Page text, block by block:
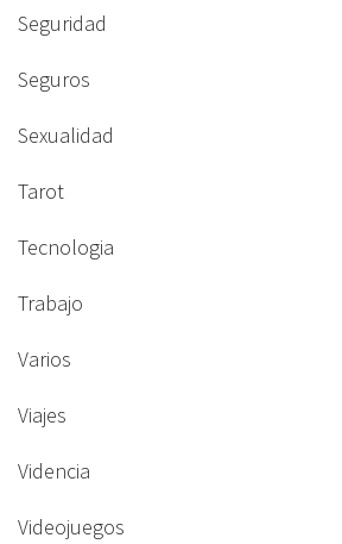
Seguridad
Seguros
Sexualidad
Tarot
Tecnologia
Trabajo
Varios
Viajes
Videncia
Videojuegos